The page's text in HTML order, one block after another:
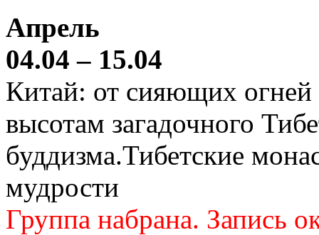
Апрель
04.04 – 15.04
Китай: от сияющих
высотам загадочного
буддизма.Тибетские
мудрости
Группа набрана. Запись